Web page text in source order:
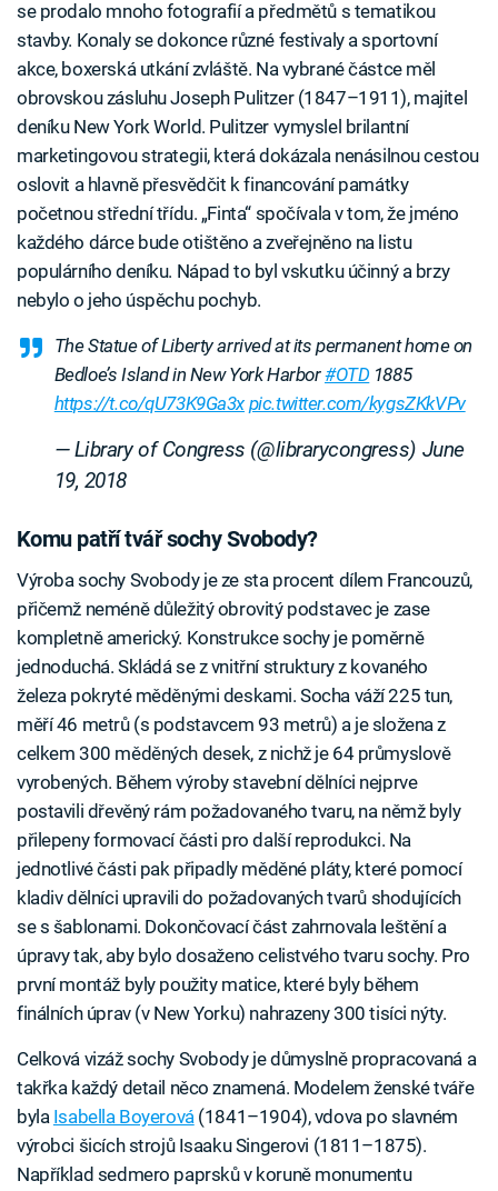
se prodalo mnoho fotografií a předmětů s tematikou
stavby. Konaly se dokonce různé festivaly a sportovní
akce, boxerská utkání zvláště. Na vybrané částce měl
obrovskou zásluhu Joseph Pulitzer (1847–1911), majitel
deníku New York World. Pulitzer vymyslel brilantní
marketingovou strategii, která dokázala nenásilnou cestou
oslovit a hlavně přesvědčit k financování památky
početnou střední třídu. „Finta“ spočívala v tom, že jméno
každého dárce bude otištěno a zveřejněno na listu
populárního deníku. Nápad to byl vskutku účinný a brzy
nebylo o jeho úspěchu pochyb.
The Statue of Liberty arrived at its permanent home on
Bedloe’s Island in New York Harbor#OTD 1885
https://t.co/qU73K9Ga3xpic.twitter.com/kygsZKkVPv
— Library of Congress (@librarycongress) June
19, 2018
Komu patří tvář sochy Svobody?
Výroba sochy Svobody je ze sta procent dílem Francouzů,
přičemž neméně důležitý obrovitý podstavec je zase
kompletně americký. Konstrukce sochy je poměrně
jednoduchá. Skládá se z vnitřní struktury z kovaného
železa pokryté měděnými deskami. Socha váží 225 tun,
měří 46 metrů (s podstavcem 93 metrů) a je složena z
celkem 300 měděných desek, z nichž je 64 průmyslově
vyrobených. Během výroby stavební dělníci nejprve
postavili dřevěný rám požadovaného tvaru, na němž byly
přilepeny formovací části pro další reprodukci. Na
jednotlivé části pak připadly měděné pláty, které pomocí
kladiv dělníci upravili do požadovaných tvarů shodujících
se s šablonami. Dokončovací část zahrnovala leštění a
úpravy tak, aby bylo dosaženo celistvého tvaru sochy. Pro
první montáž byly použity matice, které byly během
finálních úprav (v New Yorku) nahrazeny 300 tisíci nýty.
Celková vizáž sochy Svobody je důmyslně propracovaná a
takřka každý detail něco znamená. Modelem ženské tváře
byla Isabella Boyerová(1841–1904), vdova po slavném
výrobci šicích strojů Isaaku Singerovi (1811–1875).
Například sedmero paprsků v koruně monumentu